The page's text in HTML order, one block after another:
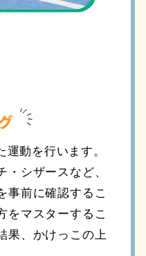
動を行います。
・シザースなど、
事前に確認するこ
をマスターするこ
果、かけっこの上